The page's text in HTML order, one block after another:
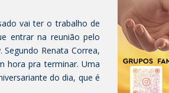
vai ter o trabalho de
entrar na reunião pelo
Renata Correa,
hora pra terminar. Uma
do dia, que é